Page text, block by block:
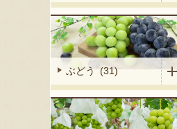
ぶどう (31)